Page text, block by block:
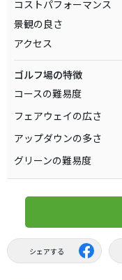
コストパフォーマンス
景観の良さ
アクセス
ゴルフ場の特徴
コースの難易度
フェアウェイの広さ
アップダウンの多さ
グリーンの難易度
シェアする